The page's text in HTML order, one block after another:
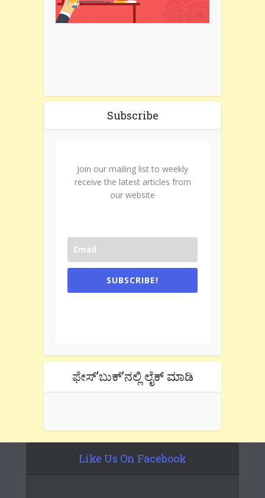
Subscribe
Join our mailing list to weekly
receive the latest articles from
our website
SUBSCRIBE!
ಫೇಸ್’ಬುಕ್’ನಲ್ಲಿ ಲೈಕ್ ಮಾಡಿ
Like Us On Facebook